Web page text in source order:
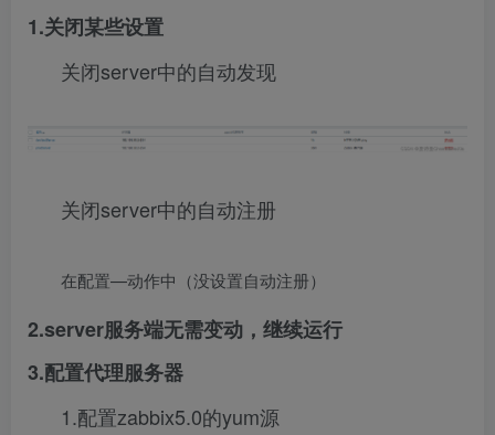
1.关闭某些设置
关闭server中的自动发现
关闭server中的自动注册
在配置—动作中（没设置自动注册）
2.server服务端无需变动，继续运行
3.配置代理服务器
1.配置zabbix5.0的yum源